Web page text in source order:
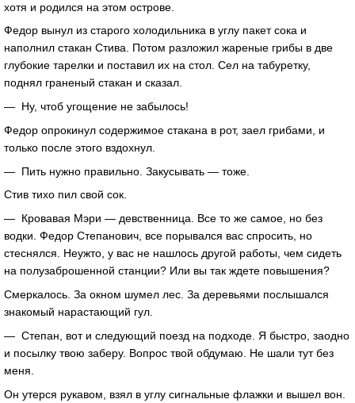
хотя и родился на этом острове.
Федор вынул из старого холодильника в углу пакет сока и
наполнил стакан Стива. Потом разложил жареные грибы в две
глубокие тарелки и поставил их на стол. Сел на табуретку,
поднял граненый стакан и сказал.
— Ну, чтоб угощение не забылось!
Федор опрокинул содержимое стакана в рот, заел грибами, и
только после этого вздохнул.
— Пить нужно правильно. Закусывать — тоже.
Стив тихо пил свой сок.
— Кровавая Мэри — девственница. Все то же самое, но без
водки. Федор Степанович, все порывался вас спросить, но
стеснялся. Неужто, у вас не нашлось другой работы, чем сидеть
на полузаброшенной станции? Или вы так ждете повышения?
Смеркалось. За окном шумел лес. За деревьями послышался
знакомый нарастающий гул.
— Степан, вот и следующий поезд на подходе. Я быстро, заодно
и посылку твою заберу. Вопрос твой обдумаю. Не шали тут без
меня.
Он утерся рукавом, взял в углу сигнальные флажки и вышел вон.